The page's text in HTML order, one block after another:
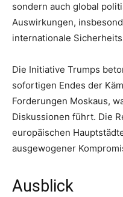
sondern auch global
Auswirkungen,
internationale
Die Initiative Trumps
sofortigen Endes der
Forderungen Moskaus,
Diskussionen führt. Die
europäischen
ausgewogener
Ausblick